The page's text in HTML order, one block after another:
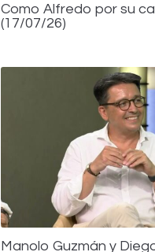
Como Alfredo por su
(17/07/26)
Manolo Guzmán y